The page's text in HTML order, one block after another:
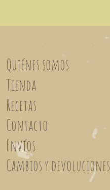
Quiénes somos
Tienda
Recetas
Contacto
Envíos
Cambios y devoluciones